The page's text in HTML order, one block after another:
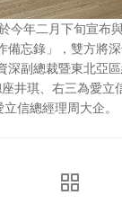
今年二月下旬宣布
備忘錄」，雙方將
深副總裁暨東北亞
井琪、右三為愛立
信總經理周大企。